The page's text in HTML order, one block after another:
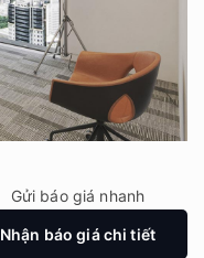
Gửi báo giá nhanh
Nhận báo giá chi tiết